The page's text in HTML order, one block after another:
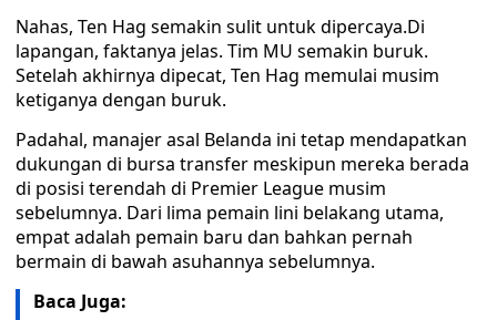
Nahas, Ten Hag semakin sulit untuk dipercaya.Di
lapangan, faktanya jelas. Tim MU semakin buruk.
Setelah akhirnya dipecat, Ten Hag memulai musim
ketiganya dengan buruk.
Padahal, manajer asal Belanda ini tetap mendapatkan
dukungan di bursa transfer meskipun mereka berada
di posisi terendah di Premier League musim
sebelumnya. Dari lima pemain lini belakang utama,
empat adalah pemain baru dan bahkan pernah
bermain di bawah asuhannya sebelumnya.
Baca Juga: